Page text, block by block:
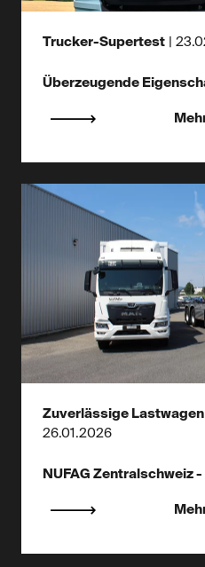
Trucker-Supertest
Überzeugende
Zuverlässige
26.01.2026
NUFAG Zentralschweiz